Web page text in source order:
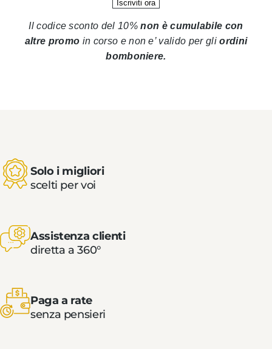
Il codice sconto del 10%non è cumulabile con
altre promo in corso e non e’ valido per gliordini
bomboniere.
Solo i migliori
scelti per voi
Assistenza clienti
diretta a 360°
Paga a rate
senza pensieri